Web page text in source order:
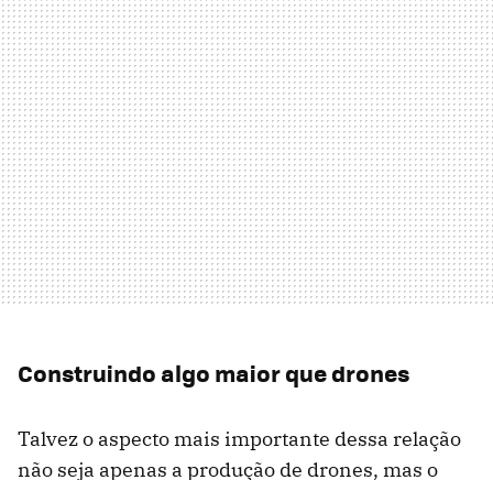
Construindo algo maior que drones
Talvez o aspecto mais importante dessa relação
não seja apenas a produção de drones, mas o